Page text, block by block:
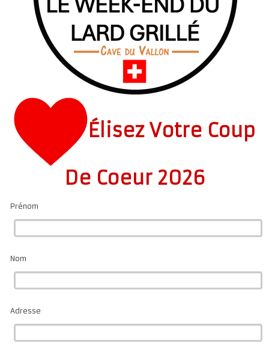
Français▼
Élisez Votre Coup
De Coeur 2026
Prénom
Nom
Adresse